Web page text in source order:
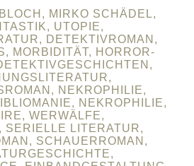
MIRKO SCHÄDEL,
UTOPIE,
DETEKTIVROMAN,
MORBIDITÄT, HORROR-
NEKROPHILIE,
NEKROPHILIE,
WERWÄLFE,
SERIELLE LITERATUR,
SCHAUERROMAN,